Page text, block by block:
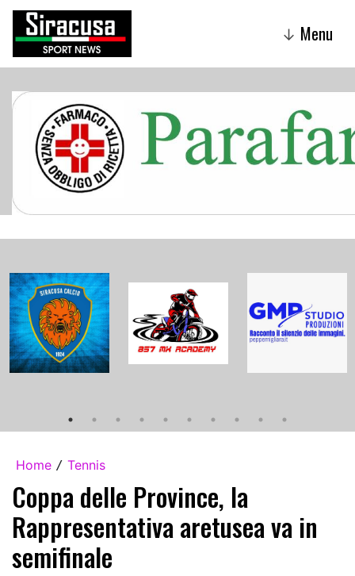
↓ Menu
Home / Tennis
Coppa delle Province, la
Rappresentativa aretusea va in
semifinale